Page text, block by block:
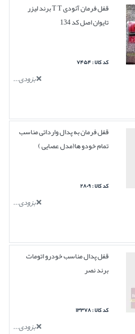
قفل فرمان آئودی T T برند لیزر
تایوان اصل کد 134
کد کالا : ۷۴۵۴
بزودی...
قفل فرمان به پدال وارداتی مناسب
تمام خودو ها(مدل عصایی )
کد کالا : ۲۸۰۹
بزودی...
قفل پدال مناسب خودرو اتومات
برند نصر
کد کالا : ۱۳۳۷۸
بزودی...